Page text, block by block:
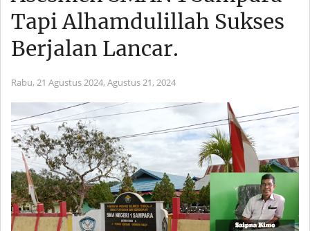
Tapi Alhamdulillah Sukses
Berjalan Lancar.
Rabu, 21 Agustus 2024, Agustus 21, 2024